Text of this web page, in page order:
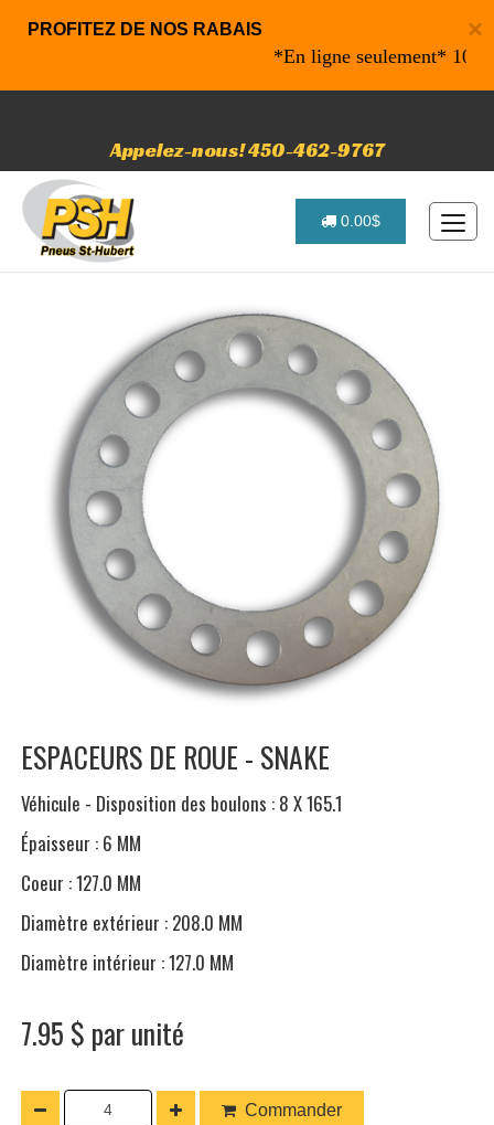
×
PROFITEZ DE NOS RABAIS
*En ligne seulement* 10%
Appelez-nous! 450-462-9767
0.00$
ESPACEURS DE ROUE - SNAKE
Véhicule - Disposition des boulons : 8 X 165.1
Épaisseur : 6 MM
Coeur : 127.0 MM
Diamètre extérieur : 208.0 MM
Diamètre intérieur : 127.0 MM
7.95 $ par unité
Commander